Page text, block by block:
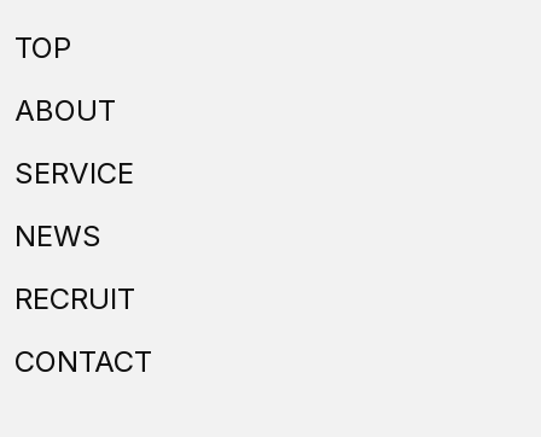
TOP
ABOUT
SERVICE
NEWS
RECRUIT
CONTACT